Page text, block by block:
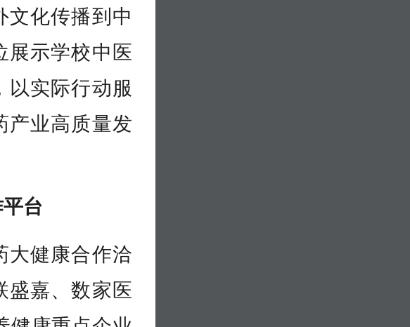
文化传播到中
展示学校中医
以实际行动服
产业高质量发
台
大健康合作洽
盛嘉、数家医